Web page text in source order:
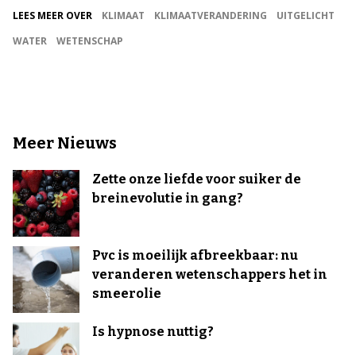
LEES MEER OVER KLIMAAT KLIMAATVERANDERING
UITGELICHT
WATER
WETENSCHAP
Meer Nieuws
Zette onze liefde voor suiker de
breinevolutie in gang?
Pvc is moeilijk afbreekbaar: nu
veranderen wetenschappers het in
smeerolie
Is hypnose nuttig?